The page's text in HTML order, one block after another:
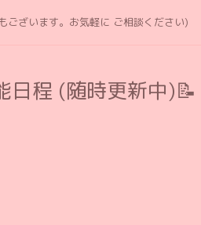
ございます。お気軽に ご相談ください)
程 (随時更新中)📝